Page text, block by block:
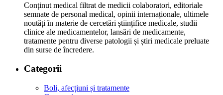
Conținut medical filtrat de medicii colaboratori, editoriale
semnate de personal medical, opinii internaționale, ultimele
noutăți în materie de cercetări științifice medicale, studii
clinice ale medicamentelor, lansări de medicamente,
tratamente pentru diverse patologii și știri medicale preluate
din surse de încredere.
Categorii
Boli, afecțiuni și tratamente